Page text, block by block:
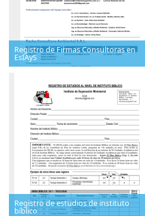
Registro de Firmas Consultoras en
EsIAyS
Registro de estudios de instituto
bíblico